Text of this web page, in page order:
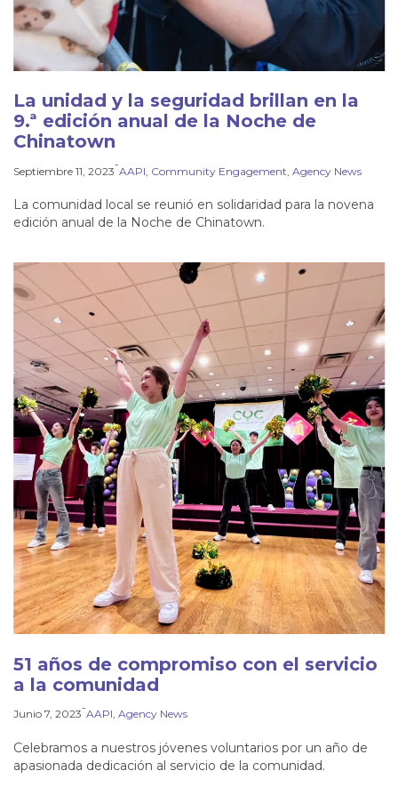
La unidad y la seguridad brillan en la
9.ª edición anual de la Noche de
Chinatown
Septiembre 11, 2023-AAPI Community Engagement Agency News
La comunidad local se reunió en solidaridad para la novena
edición anual de la Noche de Chinatown.
51 años de compromiso con el servicio
a la comunidad
Junio 7, 2023-AAPI, Agency News
Celebramos a nuestros jóvenes voluntarios por un año de
apasionada dedicación al servicio de la comunidad.